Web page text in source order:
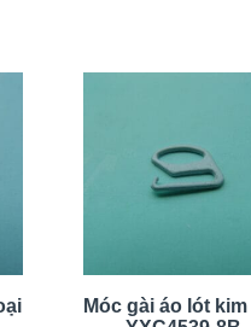
Móc gài áo lót